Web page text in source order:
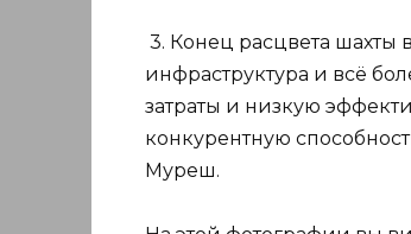
3. Конец расцвета шахты
инфраструктура и всё
затраты и низкую
конкурентную
Муреш.